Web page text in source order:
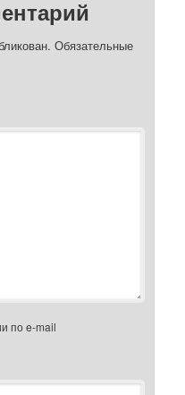
Обязательные
по e-mail